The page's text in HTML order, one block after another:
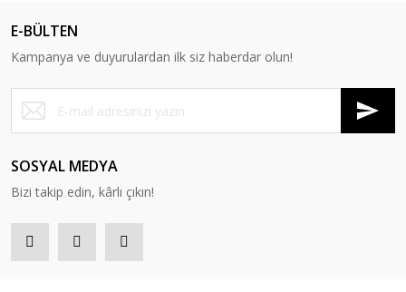
E-BÜLTEN
Kampanya ve duyurulardan ilk siz haberdar olun!
SOSYAL MEDYA
Bizi takip edin, kârlı çıkın!